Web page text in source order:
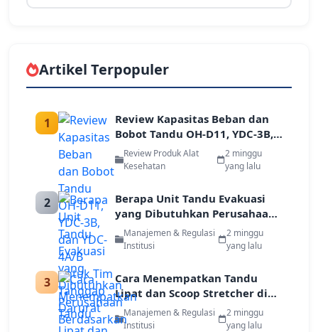
Artikel Terpopuler
1
Review Kapasitas Beban dan
Bobot Tandu OH-D11, YDC-3B,
dan YDC-4A/B untuk Tim
Tanggap Darurat
Review Produk Alat
Kesehatan
2 minggu
yang lalu
2
Berapa Unit Tandu Evakuasi
yang Dibutuhkan Perusahaan
Berdasarkan Jumlah Karyawan
dan Luas Gedung
Manajemen & Regulasi
Institusi
2 minggu
yang lalu
3
Cara Menempatkan Tandu
Lipat dan Scoop Stretcher di
Titik Kumpul Darurat
Perusahaan
Manajemen & Regulasi
Institusi
2 minggu
yang lalu